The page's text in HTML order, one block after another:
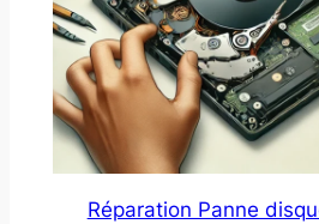
Réparation Panne